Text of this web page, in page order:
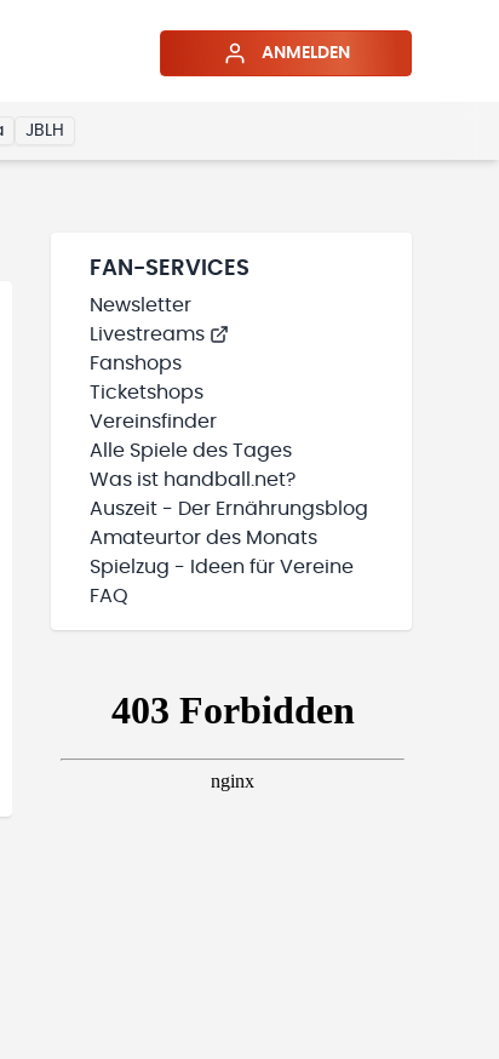
ANMELDEN
JBLH
WIRD GELADEN
HINZUFÜGEN
FAN-SERVICES
Newsletter
Livestreams
Fanshops
Ticketshops
Vereinsfinder
Alle Spiele des Tages
Was ist handball.net?
Auszeit - Der Ernährungsblog
Amateurtor des Monats
Spielzug - Ideen für Vereine
FAQ